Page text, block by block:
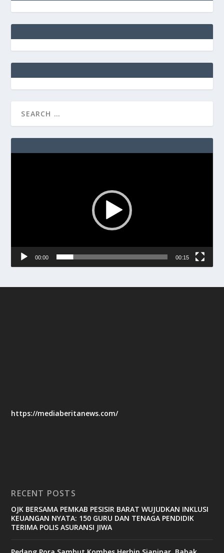
00:00 00:15
https://mediaberitanews.com/
RECENT POSTS
OJK BERSAMA PEMKAB PESISIR BARAT WUJUDKAN INKLUSI
KEUANGAN NYATA: 150 GURU DAN TENAGA PENDIDIK
TERIMA POLIS ASURANSI JIWA